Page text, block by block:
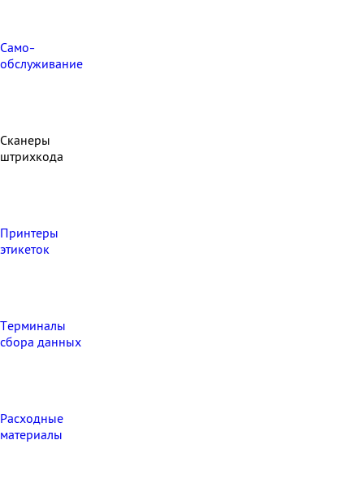
Само-
обслуживание
Сканеры
штрихкода
Принтеры
этикеток
Терминалы
сбора данных
Расходные
материалы